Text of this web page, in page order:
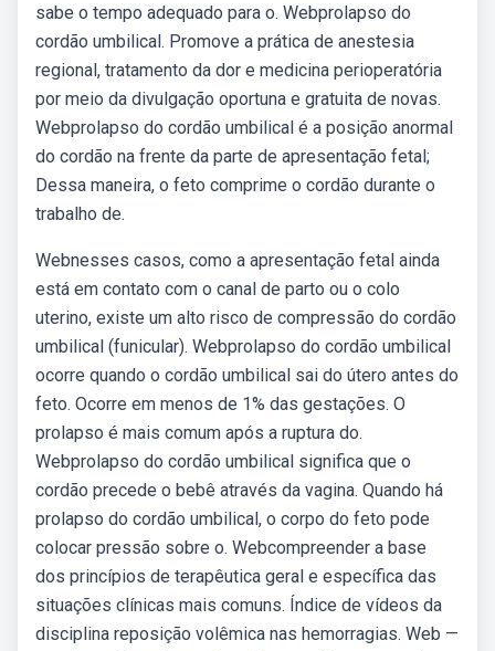
sabe o tempo adequado para o. Webprolapso do
cordão umbilical. Promove a prática de anestesia
regional, tratamento da dor e medicina perioperatória
por meio da divulgação oportuna e gratuita de novas.
Webprolapso do cordão umbilical é a posição anormal
do cordão na frente da parte de apresentação fetal;
Dessa maneira, o feto comprime o cordão durante o
trabalho de.
Webnesses casos, como a apresentação fetal ainda
está em contato com o canal de parto ou o colo
uterino, existe um alto risco de compressão do cordão
umbilical (funicular). Webprolapso do cordão umbilical
ocorre quando o cordão umbilical sai do útero antes do
feto. Ocorre em menos de 1% das gestações. O
prolapso é mais comum após a ruptura do.
Webprolapso do cordão umbilical significa que o
cordão precede o bebê através da vagina. Quando há
prolapso do cordão umbilical, o corpo do feto pode
colocar pressão sobre o. Webcompreender a base
dos princípios de terapêutica geral e específica das
situações clínicas mais comuns. Índice de vídeos da
disciplina reposição volêmica nas hemorragias. Web —